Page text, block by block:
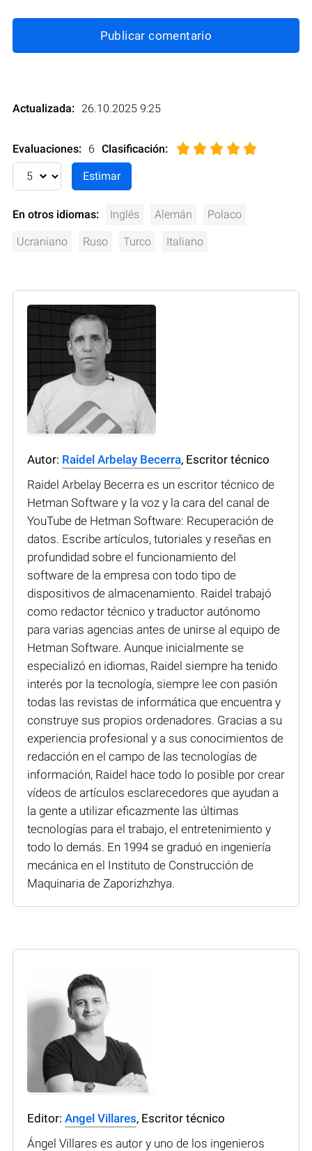
Publicar comentario
Actualizada: 26.10.2025 9:25
Evaluaciones: 6 Clasificación:
En otros idiomas: Inglés Alemán Polaco
Ucraniano Ruso Turco Italiano
Autor: Raidel Arbelay Becerra, Escritor técnico
Raidel Arbelay Becerra es un escritor técnico de
Hetman Software y la voz y la cara del canal de
YouTube de Hetman Software: Recuperación de
datos. Escribe artículos, tutoriales y reseñas en
profundidad sobre el funcionamiento del
software de la empresa con todo tipo de
dispositivos de almacenamiento. Raidel trabajó
como redactor técnico y traductor autónomo
para varias agencias antes de unirse al equipo de
Hetman Software. Aunque inicialmente se
especializó en idiomas, Raidel siempre ha tenido
interés por la tecnología, siempre lee con pasión
todas las revistas de informática que encuentra y
construye sus propios ordenadores. Gracias a su
experiencia profesional y a sus conocimientos de
redacción en el campo de las tecnologías de
información, Raidel hace todo lo posible por crear
vídeos de artículos esclarecedores que ayudan a
la gente a utilizar eficazmente las últimas
tecnologías para el trabajo, el entretenimiento y
todo lo demás. En 1994 se graduó en ingeniería
mecánica en el Instituto de Construcción de
Maquinaria de Zaporizhzhya.
Editor: Angel Villares, Escritor técnico
Ángel Villares es autor y uno de los ingenieros